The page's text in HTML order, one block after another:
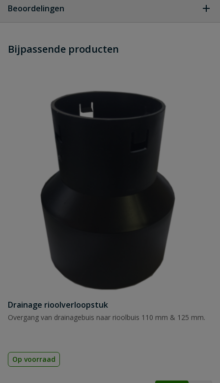
dit product?
Beoordelingen
Schrijf zelf een beoordeling
Uw waardering:
Samenvatting
Beoordeling
Beoordeling versturen
Bijpassende producten
Drainage rioolverloopstuk
Overgang van drainagebuis naar rioolbuis 110 mm & 125 mm.
Op voorraad